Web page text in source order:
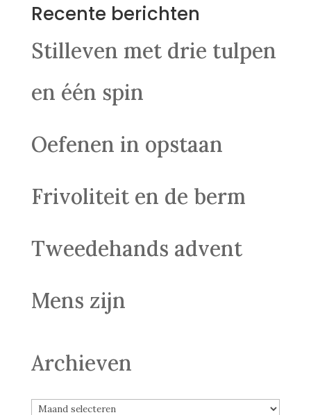
Recente berichten
Stilleven met drie tulpen
en één spin
Oefenen in opstaan
Frivoliteit en de berm
Tweedehands advent
Mens zijn
Archieven